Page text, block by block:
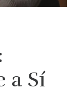
a Sí